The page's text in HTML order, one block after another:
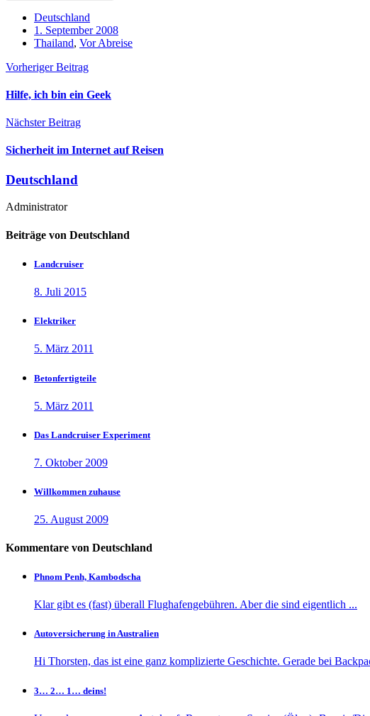
Deutschland
1. September 2008
Thailand, Vor Abreise
Vorheriger Beitrag
Hilfe, ich bin ein Geek
Nächster Beitrag
Sicherheit im Internet auf Reisen
Deutschland
Administrator
Beiträge von Deutschland
Landcruiser
8. Juli 2015
Elektriker
5. März 2011
Betonfertigteile
5. März 2011
Das Landcruiser Experiment
7. Oktober 2009
Willkommen zuhause
25. August 2009
Kommentare von Deutschland
Phnom Penh, Kambodscha
Klar gibt es (fast) überall Flughafengebühren. Aber die sind eigentlich ...
Autoversicherung in Australien
Hi Thorsten, das ist eine ganz komplizierte Geschichte. Gerade bei
3… 2… 1… deins!